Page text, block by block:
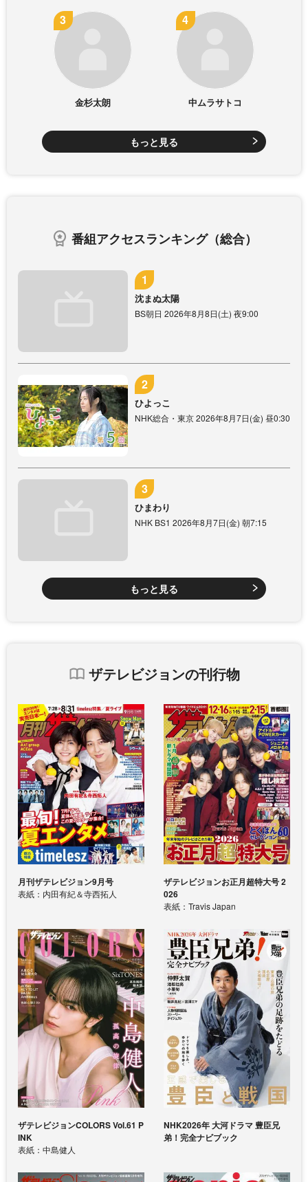
金杉太朗 中ムラサトコ
もっと見る
番組アクセスランキング（総合）
沈まぬ太陽
BS朝日 2026年8月8日(土) 夜9:00
ひよっこ
NHK総合・東京 2026年8月7日(金) 昼0:30
ひまわり
NHK BS1 2026年8月7日(金) 朝7:15
もっと見る
ザテレビジョンの刊行物
月刊ザテレビジョン9月号
表紙：内田有紀＆寺西拓人
ザテレビジョンお正月超特大号 2
026
表紙：Travis Japan
ザテレビジョンCOLORS Vol.61 P
INK
表紙：中島健人
NHK2026年 大河ドラマ 豊臣兄
弟！完全ナビブック